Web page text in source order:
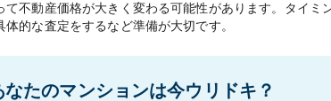
不動産価格が大きく変わる可能性があります。タイミ
的な査定をするなど準備が大切です。
なたのマンションは今ウリドキ？